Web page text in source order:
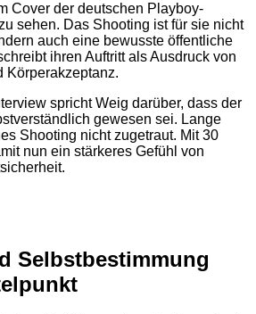
Cover der deutschen Playboy-
sehen. Das Shooting ist für sie nicht
auch eine bewusste öffentliche
ihren Auftritt als Ausdruck von
Körperakzeptanz.
spricht Weig darüber, dass der
gewesen sei. Lange
Shooting nicht zugetraut. Mit 30
nun ein stärkeres Gefühl von
Selbstbestimmung